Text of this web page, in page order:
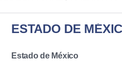
ESTADO DE
Estado de México